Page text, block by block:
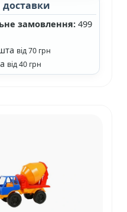
доставки
замовлення:499
від 70 грн
від 40 грн